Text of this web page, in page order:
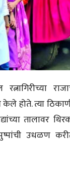
होते. त्या
तालावर
उधळण